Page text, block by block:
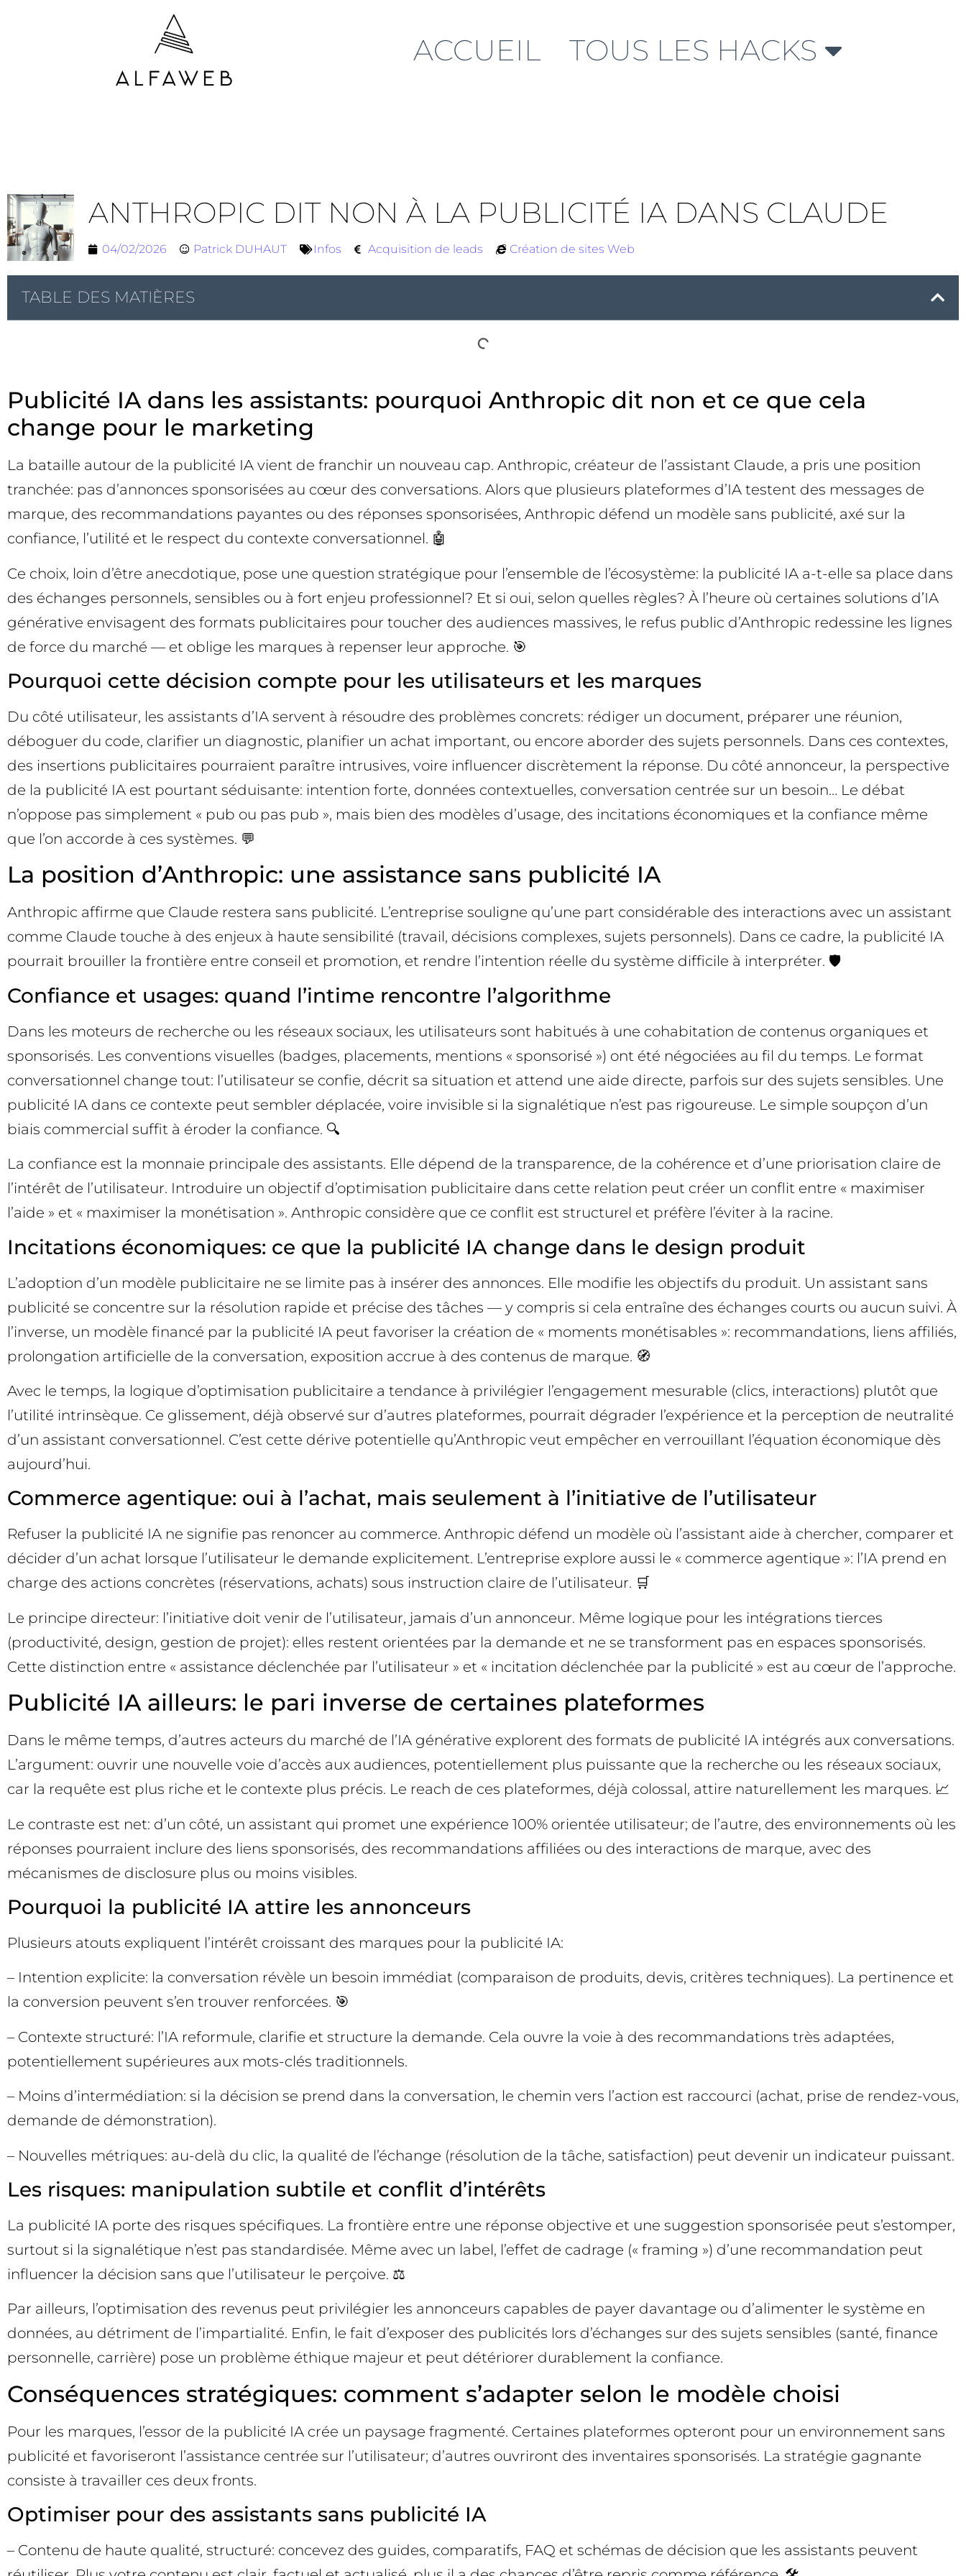
ACCUEIL TOUS LES HACKS
ANTHROPIC DIT NON À LA PUBLICITÉ IA DANS CLAUDE
04/02/2026 Patrick DUHAUT Infos Acquisition de leads Création de sites Web
TABLE DES MATIÈRES
Publicité IA dans les assistants: pourquoi Anthropic dit non et ce que cela
change pour le marketing
La bataille autour de la publicité IA vient de franchir un nouveau cap. Anthropic, créateur de l’assistant Claude, a pris une position
tranchée: pas d’annonces sponsorisées au cœur des conversations. Alors que plusieurs plateformes d’IA testent des messages de
marque, des recommandations payantes ou des réponses sponsorisées, Anthropic défend un modèle sans publicité, axé sur la
confiance, l’utilité et le respect du contexte conversationnel. 🤖
Ce choix, loin d’être anecdotique, pose une question stratégique pour l’ensemble de l’écosystème: la publicité IA a-t-elle sa place dans
des échanges personnels, sensibles ou à fort enjeu professionnel? Et si oui, selon quelles règles? À l’heure où certaines solutions d’IA
générative envisagent des formats publicitaires pour toucher des audiences massives, le refus public d’Anthropic redessine les lignes
de force du marché — et oblige les marques à repenser leur approche. 🎯
Pourquoi cette décision compte pour les utilisateurs et les marques
Du côté utilisateur, les assistants d’IA servent à résoudre des problèmes concrets: rédiger un document, préparer une réunion,
déboguer du code, clarifier un diagnostic, planifier un achat important, ou encore aborder des sujets personnels. Dans ces contextes,
des insertions publicitaires pourraient paraître intrusives, voire influencer discrètement la réponse. Du côté annonceur, la perspective
de la publicité IA est pourtant séduisante: intention forte, données contextuelles, conversation centrée sur un besoin… Le débat
n’oppose pas simplement « pub ou pas pub », mais bien des modèles d’usage, des incitations économiques et la confiance même
que l’on accorde à ces systèmes. 💬
La position d’Anthropic: une assistance sans publicité IA
Anthropic affirme que Claude restera sans publicité. L’entreprise souligne qu’une part considérable des interactions avec un assistant
comme Claude touche à des enjeux à haute sensibilité (travail, décisions complexes, sujets personnels). Dans ce cadre, la publicité IA
pourrait brouiller la frontière entre conseil et promotion, et rendre l’intention réelle du système difficile à interpréter. 🛡️
Confiance et usages: quand l’intime rencontre l’algorithme
Dans les moteurs de recherche ou les réseaux sociaux, les utilisateurs sont habitués à une cohabitation de contenus organiques et
sponsorisés. Les conventions visuelles (badges, placements, mentions « sponsorisé ») ont été négociées au fil du temps. Le format
conversationnel change tout: l’utilisateur se confie, décrit sa situation et attend une aide directe, parfois sur des sujets sensibles. Une
publicité IA dans ce contexte peut sembler déplacée, voire invisible si la signalétique n’est pas rigoureuse. Le simple soupçon d’un
biais commercial suffit à éroder la confiance. 🔍
La confiance est la monnaie principale des assistants. Elle dépend de la transparence, de la cohérence et d’une priorisation claire de
l’intérêt de l’utilisateur. Introduire un objectif d’optimisation publicitaire dans cette relation peut créer un conflit entre « maximiser
l’aide » et « maximiser la monétisation ». Anthropic considère que ce conflit est structurel et préfère l’éviter à la racine.
Incitations économiques: ce que la publicité IA change dans le design produit
L’adoption d’un modèle publicitaire ne se limite pas à insérer des annonces. Elle modifie les objectifs du produit. Un assistant sans
publicité se concentre sur la résolution rapide et précise des tâches — y compris si cela entraîne des échanges courts ou aucun suivi. À
l’inverse, un modèle financé par la publicité IA peut favoriser la création de « moments monétisables »: recommandations, liens affiliés,
prolongation artificielle de la conversation, exposition accrue à des contenus de marque. 🧭
Avec le temps, la logique d’optimisation publicitaire a tendance à privilégier l’engagement mesurable (clics, interactions) plutôt que
l’utilité intrinsèque. Ce glissement, déjà observé sur d’autres plateformes, pourrait dégrader l’expérience et la perception de neutralité
d’un assistant conversationnel. C’est cette dérive potentielle qu’Anthropic veut empêcher en verrouillant l’équation économique dès
aujourd’hui.
Commerce agentique: oui à l’achat, mais seulement à l’initiative de l’utilisateur
Refuser la publicité IA ne signifie pas renoncer au commerce. Anthropic défend un modèle où l’assistant aide à chercher, comparer et
décider d’un achat lorsque l’utilisateur le demande explicitement. L’entreprise explore aussi le « commerce agentique »: l’IA prend en
charge des actions concrètes (réservations, achats) sous instruction claire de l’utilisateur. 🛒
Le principe directeur: l’initiative doit venir de l’utilisateur, jamais d’un annonceur. Même logique pour les intégrations tierces
(productivité, design, gestion de projet): elles restent orientées par la demande et ne se transforment pas en espaces sponsorisés.
Cette distinction entre « assistance déclenchée par l’utilisateur » et « incitation déclenchée par la publicité » est au cœur de l’approche.
Publicité IA ailleurs: le pari inverse de certaines plateformes
Dans le même temps, d’autres acteurs du marché de l’IA générative explorent des formats de publicité IA intégrés aux conversations.
L’argument: ouvrir une nouvelle voie d’accès aux audiences, potentiellement plus puissante que la recherche ou les réseaux sociaux,
car la requête est plus riche et le contexte plus précis. Le reach de ces plateformes, déjà colossal, attire naturellement les marques. 📈
Le contraste est net: d’un côté, un assistant qui promet une expérience 100% orientée utilisateur; de l’autre, des environnements où les
réponses pourraient inclure des liens sponsorisés, des recommandations affiliées ou des interactions de marque, avec des
mécanismes de disclosure plus ou moins visibles.
Pourquoi la publicité IA attire les annonceurs
Plusieurs atouts expliquent l’intérêt croissant des marques pour la publicité IA:
– Intention explicite: la conversation révèle un besoin immédiat (comparaison de produits, devis, critères techniques). La pertinence et
la conversion peuvent s’en trouver renforcées. 🎯
– Contexte structuré: l’IA reformule, clarifie et structure la demande. Cela ouvre la voie à des recommandations très adaptées,
potentiellement supérieures aux mots-clés traditionnels.
– Moins d’intermédiation: si la décision se prend dans la conversation, le chemin vers l’action est raccourci (achat, prise de rendez-vous,
demande de démonstration).
– Nouvelles métriques: au-delà du clic, la qualité de l’échange (résolution de la tâche, satisfaction) peut devenir un indicateur puissant.
Les risques: manipulation subtile et conflit d’intérêts
La publicité IA porte des risques spécifiques. La frontière entre une réponse objective et une suggestion sponsorisée peut s’estomper,
surtout si la signalétique n’est pas standardisée. Même avec un label, l’effet de cadrage (« framing ») d’une recommandation peut
influencer la décision sans que l’utilisateur le perçoive. ⚖️
Par ailleurs, l’optimisation des revenus peut privilégier les annonceurs capables de payer davantage ou d’alimenter le système en
données, au détriment de l’impartialité. Enfin, le fait d’exposer des publicités lors d’échanges sur des sujets sensibles (santé, finance
personnelle, carrière) pose un problème éthique majeur et peut détériorer durablement la confiance.
Conséquences stratégiques: comment s’adapter selon le modèle choisi
Pour les marques, l’essor de la publicité IA crée un paysage fragmenté. Certaines plateformes opteront pour un environnement sans
publicité et favoriseront l’assistance centrée sur l’utilisateur; d’autres ouvriront des inventaires sponsorisés. La stratégie gagnante
consiste à travailler ces deux fronts.
Optimiser pour des assistants sans publicité IA
– Contenu de haute qualité, structuré: concevez des guides, comparatifs, FAQ et schémas de décision que les assistants peuvent